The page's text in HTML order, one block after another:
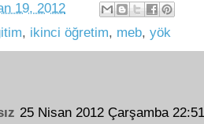
19, 2012
, ikinci öğretim, meb, yök
25 Nisan 2012 Çarşamba